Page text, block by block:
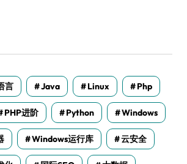
言 Java Linux Php
PHP进阶 Python Windows
Windows运行库 云安全